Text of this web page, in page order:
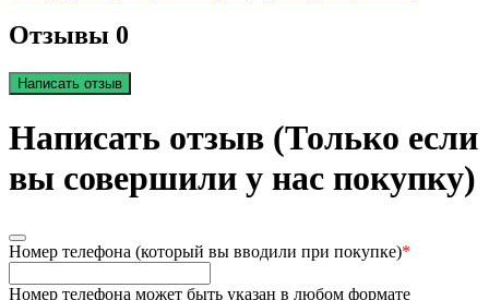
Отзывы 0
Написать отзыв
Написать отзыв (Только если
вы совершили у нас покупку)
Номер телефона (который вы вводили при покупке)*
Номер телефона может быть указан в любом формате